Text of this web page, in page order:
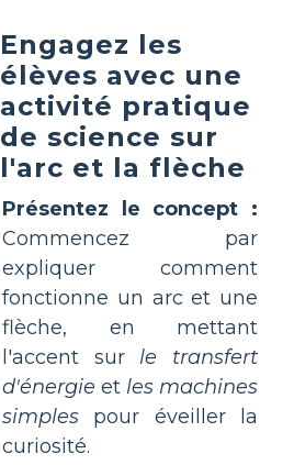
Engagez les
élèves avec une
activité pratique
de science sur
l'arc et la flèche
Présentez le concept :
Commencez par
expliquer comment
fonctionne un arc et une
flèche, en mettant
l'accent sur le transfert
d'énergie et les machines
simples pour éveiller la
curiosité.